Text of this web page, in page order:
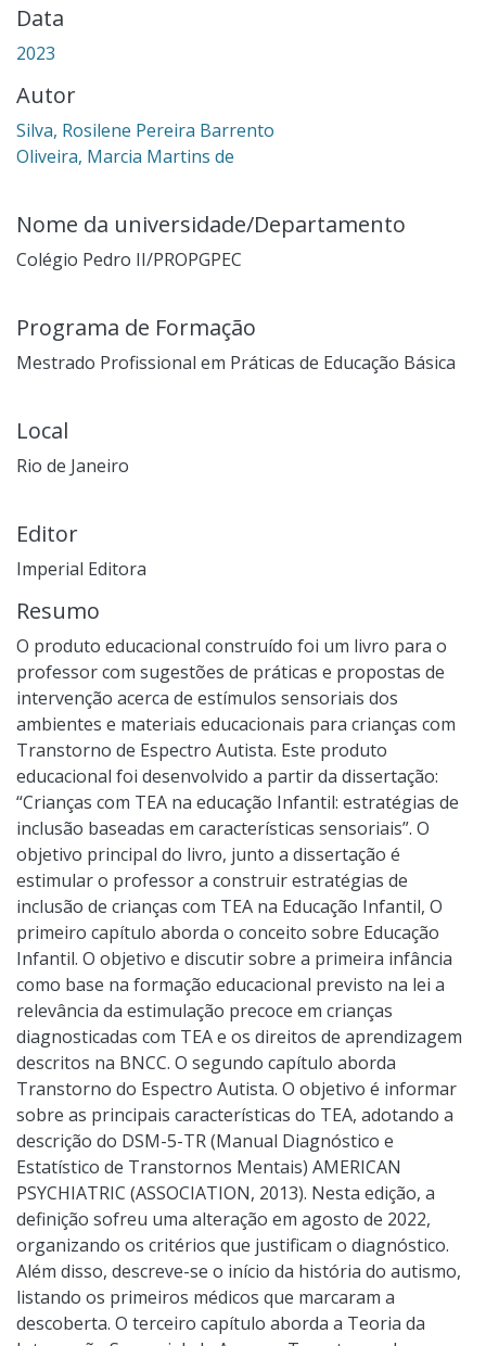
Data
2023
Autor
Silva, Rosilene Pereira Barrento
Oliveira, Marcia Martins de
Nome da universidade/Departamento
Colégio Pedro II/PROPGPEC
Programa de Formação
Mestrado Profissional em Práticas de Educação Básica
Local
Rio de Janeiro
Editor
Imperial Editora
Resumo
O produto educacional construído foi um livro para o
professor com sugestões de práticas e propostas de
intervenção acerca de estímulos sensoriais dos
ambientes e materiais educacionais para crianças com
Transtorno de Espectro Autista. Este produto
educacional foi desenvolvido a partir da dissertação:
“Crianças com TEA na educação Infantil: estratégias de
inclusão baseadas em características sensoriais”. O
objetivo principal do livro, junto a dissertação é
estimular o professor a construir estratégias de
inclusão de crianças com TEA na Educação Infantil, O
primeiro capítulo aborda o conceito sobre Educação
Infantil. O objetivo e discutir sobre a primeira infância
como base na formação educacional previsto na lei a
relevância da estimulação precoce em crianças
diagnosticadas com TEA e os direitos de aprendizagem
descritos na BNCC. O segundo capítulo aborda
Transtorno do Espectro Autista. O objetivo é informar
sobre as principais características do TEA, adotando a
descrição do DSM-5-TR (Manual Diagnóstico e
Estatístico de Transtornos Mentais) AMERICAN
PSYCHIATRIC (ASSOCIATION, 2013). Nesta edição, a
definição sofreu uma alteração em agosto de 2022,
organizando os critérios que justificam o diagnóstico.
Além disso, descreve-se o início da história do autismo,
listando os primeiros médicos que marcaram a
descoberta. O terceiro capítulo aborda a Teoria da